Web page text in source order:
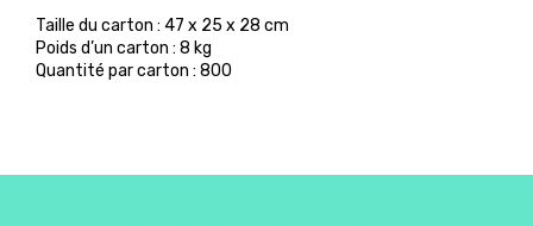
Taille du carton : 47 x 25 x 28 cm
Poids d’un carton : 8 kg
Quantité par carton : 800